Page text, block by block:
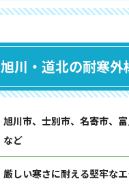
旭川・道北の耐寒外
旭川市、士別市、名寄市、
など
厳しい寒さに耐える堅牢なエ